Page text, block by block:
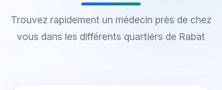
Trouvez rapidement un médecin près de chez
vous dans les différents quartiers de Rabat